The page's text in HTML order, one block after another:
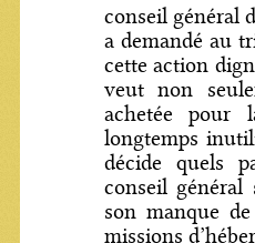
conseil général
a demandé au
cette action
veut non
achetée pour
longtemps
décide quels
conseil
son manque
missions